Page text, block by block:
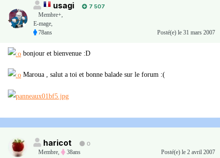
usagi
7 507
Membre+,
E-mage,
78ans
Posté(e) le 31 mars 2007
bonjour et bienvenue :D
Maroua , salut a toi et bonne balade sur le forum :(
haricot
0
Membre, 38ans Posté(e) le 2 avril 2007